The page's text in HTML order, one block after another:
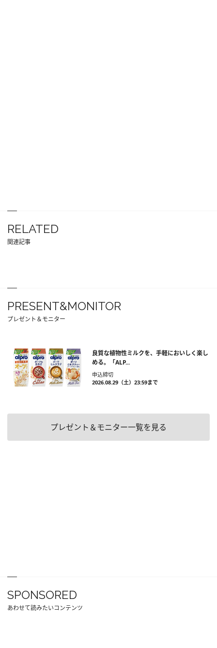
RELATED
関連記事
PRESENT&MONITOR
プレゼント＆モニター
良質な植物性ミルクを、手軽においしく楽し
める。「ALP...
申込締切
2026.08.29（土）23:59まで
プレゼント＆モニター一覧を見る
SPONSORED
あわせて読みたいコンテンツ